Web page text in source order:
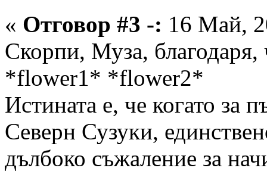
« Отговор #3 -: 16 Май,
Скорпи, Муза,
*flower1* *flower2*
Истината е, че когато за
Северн Сузуки,
дълбоко съжаление за